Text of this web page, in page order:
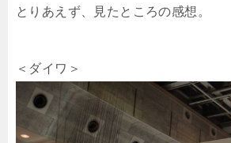
とりあえず、見たところの感想。
＜ダイワ＞